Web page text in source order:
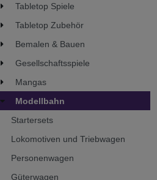
Epoche V: Von etwa 1990 bis
2006
Epoche VI 2006 bis heute
Tabletop Spiele
Tabletop Zubehör
Bemalen & Bauen
Gesellschaftsspiele
Mangas
Modellbahn
Startersets
Lokomotiven und Triebwagen
Personenwagen
Güterwagen